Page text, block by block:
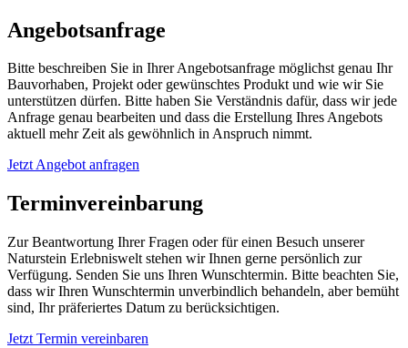
Angebotsanfrage
Bitte beschreiben Sie in Ihrer Angebotsanfrage möglichst genau Ihr
Bauvorhaben, Projekt oder gewünschtes Produkt und wie wir Sie
unterstützen dürfen. Bitte haben Sie Verständnis dafür, dass wir jede
Anfrage genau bearbeiten und dass die Erstellung Ihres Angebots
aktuell mehr Zeit als gewöhnlich in Anspruch nimmt.
Jetzt Angebot anfragen
Terminvereinbarung
Zur Beantwortung Ihrer Fragen oder für einen Besuch unserer
Naturstein Erlebniswelt stehen wir Ihnen gerne persönlich zur
Verfügung. Senden Sie uns Ihren Wunschtermin. Bitte beachten Sie,
dass wir Ihren Wunschtermin unverbindlich behandeln, aber bemüht
sind, Ihr präferiertes Datum zu berücksichtigen.
Jetzt Termin vereinbaren